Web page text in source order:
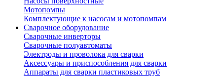
Мотопомпы
Комплектующие к насосам и мотопомпам
Сварочное оборудование
Сварочные инверторы
Сварочные полуавтоматы
Электроды и проволока для сварки
Аксессуары и приспособления для сварки
Аппараты для сварки пластиковых труб